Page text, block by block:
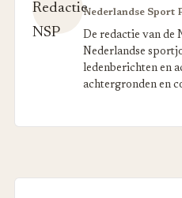
Nederlandse Sport
De redactie van de
Nederlandse
ledenberichten en
achtergronden en